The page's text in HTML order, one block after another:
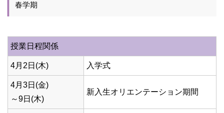
春学期
授業日程関係
4月2日(木) 入学式
4月3日(金)
～9日(木)
新入生オリエンテーション期間